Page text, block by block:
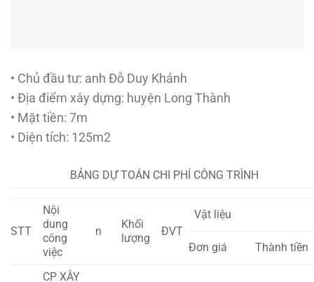
• Chủ đầu tư: anh Đỗ Duy Khánh
• Địa điểm xây dựng: huyện Long Thành
• Mặt tiền: 7m
• Diện tích: 125m2
BẢNG DỰ TOÁN CHI PHÍ CÔNG TRÌNH
STT
Nội
dung
công
việc
n
Khối
lượng
ĐVT
Vật liệu
Đơn giá Thành tiền
CP XÂY